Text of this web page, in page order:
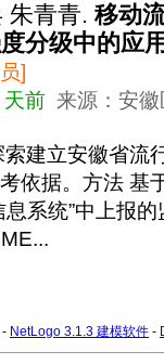
朱青青. 移动
分级中的应
]
天前 来源：安
建立安徽省流
依据。方法 基
系统”中上报
- NetLogo 3.1.3 建模软件 -